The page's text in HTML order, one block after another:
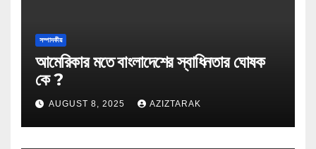
সম্পাদকীয়
আমেরিকার মতে বাংলাদেশের স্বাধিনতার ঘোষক
কে ?
AUGUST 8, 2025 AZIZTARAK